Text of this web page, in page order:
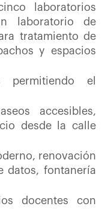
laboratorios
laboratorio de
tratamiento de
y espacios
permitiendo el
accesibles,
desde la calle
renovación
datos, fontanería
docentes con